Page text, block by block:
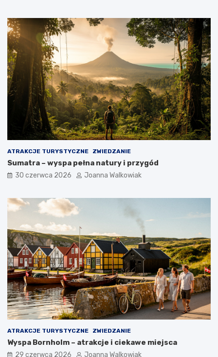
ATRAKCJE TURYSTYCZNE ZWIEDZANIE
Sumatra – wyspa pełna natury i przygód
30 czerwca 2026 Joanna Walkowiak
ATRAKCJE TURYSTYCZNE ZWIEDZANIE
Wyspa Bornholm – atrakcje i ciekawe miejsca
29 czerwca 2026 Joanna Walkowiak